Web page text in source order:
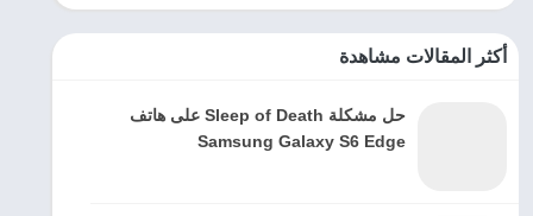
أكثر المقالات مشاهدة
حل مشكلة Sleep of Death على هاتف
Samsung Galaxy S6 Edge